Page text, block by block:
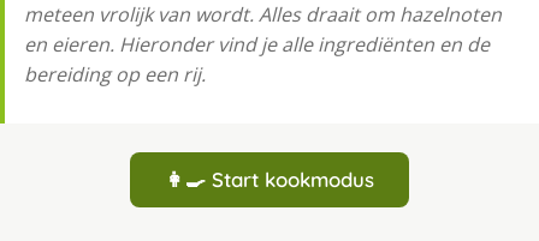
meteen vrolijk van wordt. Alles draait om hazelnoten
en eieren. Hieronder vind je alle ingrediënten en de
bereiding op een rij.
👩‍🍳 Start kookmodus